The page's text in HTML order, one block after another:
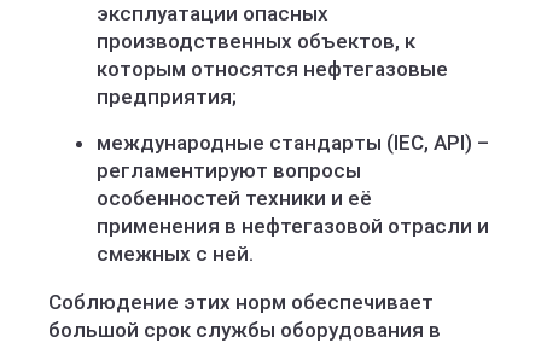
эксплуатации опасных
производственных объектов, к
которым относятся нефтегазовые
предприятия;
международные стандарты (IEC, API) –
регламентируют вопросы
особенностей техники и её
применения в нефтегазовой отрасли и
смежных с ней.
Соблюдение этих норм обеспечивает
большой срок службы оборудования в